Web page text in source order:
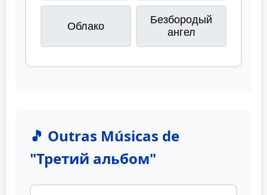
Облако
Безбородый
ангел
🎵 Outras Músicas de
"Третий альбом"